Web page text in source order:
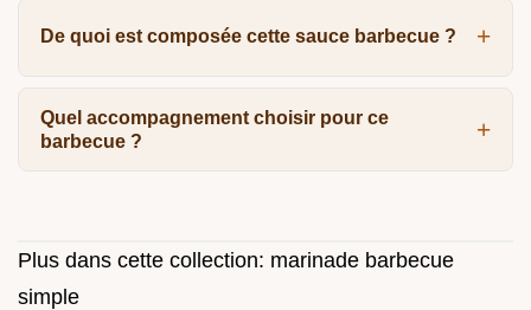
De quoi est composée cette sauce barbecue ?
Quel accompagnement choisir pour ce
barbecue ?
Plus dans cette collection: marinade barbecue
simple